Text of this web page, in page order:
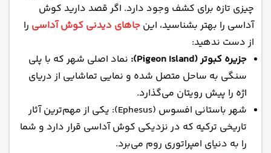
چیزی تازه برای کشف وجود دارد. اگر قصد دارید کوش
آداسی را بهتر بشناسید، این جاهای دیدنی‌ کوش آداسی را
از دست ندهید:
جزیره کبوتر (Pigeon Island):
نماد اصلی شهر که با پلی
سنگی به ساحل متصل شده و نمایی تماشایی از دریای
اژه را پیش رویتان می‌گذارد.
شهر باستانی افسوس (Ephesus): یکی از مهم‌ترین آثار
تاریخی ترکیه که در نزدیکی کوش آداسی قرار دارد و شما
را به دنیای امپراتوری روم می‌برد.